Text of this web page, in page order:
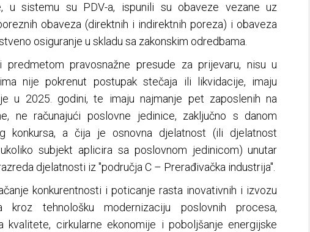
u sistemu su PDV-a, ispunili su obaveze vezane uz
obaveza (direktnih i indirektnih poreza) i obaveza
osiguranje u skladu sa zakonskim odredbama.
pravosnažne presude za prijevaru, nisu u
nije pokrenut postupak stečaja ili likvidacije, imaju
u 2025. godini, te imaju najmanje pet zaposlenih na
ne računajući poslovne jedinice, zaključno s danom
konkursa, a čija je osnovna djelatnost (ili djelatnost
subjekt aplicira sa poslovnom jedinicom) unutar
djelatnosti iz "područja C – Prerađivačka industrija".
konkurentnosti i poticanje rasta inovativnih i izvozu
kroz tehnološku modernizaciju poslovnih procesa,
kvalitete, cirkularne ekonomije i poboljšanje energijske